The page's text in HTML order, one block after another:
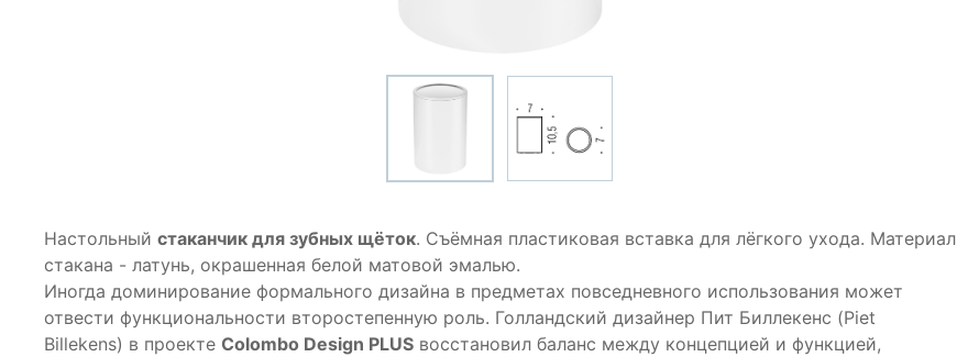
Настольный стаканчик для зубных щёток. Съёмная пластиковая вставка для лёгкого ухода. Материал
стакана - латунь, окрашенная белой матовой эмалью.
Иногда доминирование формального дизайна в предметах повседневного использования может
отвести функциональности второстепенную роль. Голландский дизайнер Пит Биллекенс (Piet
Billekens) в проекте Colombo Design PLUS восстановил баланс между концепцией и функцией,